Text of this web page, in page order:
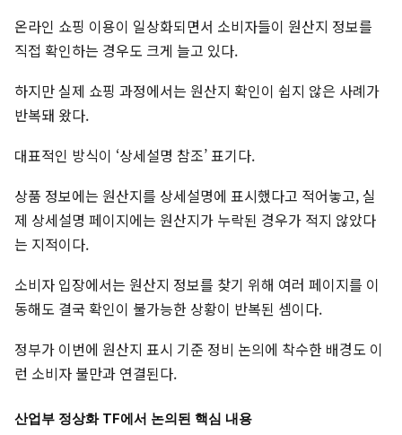
온라인 쇼핑 이용이 일상화되면서 소비자들이 원산지 정보를
직접 확인하는 경우도 크게 늘고 있다.
하지만 실제 쇼핑 과정에서는 원산지 확인이 쉽지 않은 사례가
반복돼 왔다.
대표적인 방식이 ‘상세설명 참조’ 표기다.
상품 정보에는 원산지를 상세설명에 표시했다고 적어놓고, 실
제 상세설명 페이지에는 원산지가 누락된 경우가 적지 않았다
는 지적이다.
소비자 입장에서는 원산지 정보를 찾기 위해 여러 페이지를 이
동해도 결국 확인이 불가능한 상황이 반복된 셈이다.
정부가 이번에 원산지 표시 기준 정비 논의에 착수한 배경도 이
런 소비자 불만과 연결된다.
산업부 정상화 TF에서 논의된 핵심 내용